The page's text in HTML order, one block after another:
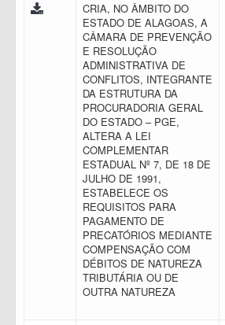
CRIA, NO ÂMBITO DO
ESTADO DE ALAGOAS, A
CÂMARA DE PREVENÇÃO
E RESOLUÇÃO
ADMINISTRATIVA DE
CONFLITOS, INTEGRANTE
DA ESTRUTURA DA
PROCURADORIA GERAL
DO ESTADO – PGE,
ALTERA A LEI
COMPLEMENTAR
ESTADUAL Nº 7, DE 18 DE
JULHO DE 1991,
ESTABELECE OS
REQUISITOS PARA
PAGAMENTO DE
PRECATÓRIOS MEDIANTE
COMPENSAÇÃO COM
DÉBITOS DE NATUREZA
TRIBUTÁRIA OU DE
OUTRA NATUREZA